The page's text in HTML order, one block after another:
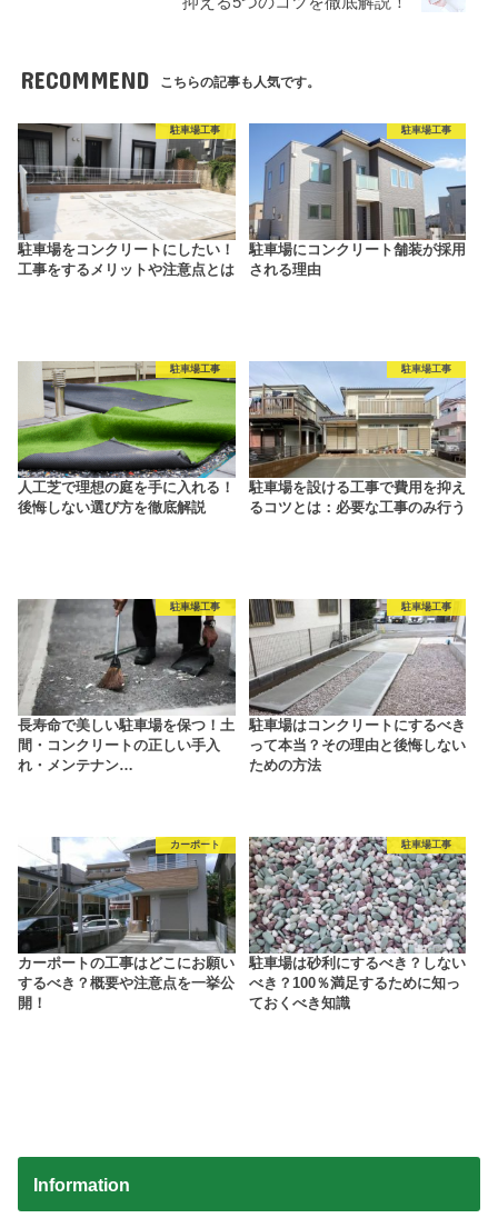
RECOMMEND こちらの記事も人気です。
駐車場工事
駐車場をコンクリートにしたい！
工事をするメリットや注意点とは
駐車場工事
駐車場にコンクリート舗装が採用
される理由
駐車場工事
人工芝で理想の庭を手に入れる！
後悔しない選び方を徹底解説
駐車場工事
駐車場を設ける工事で費用を抑え
るコツとは：必要な工事のみ行う
駐車場工事
長寿命で美しい駐車場を保つ！土
間・コンクリートの正しい手入
れ・メンテナン…
駐車場工事
駐車場はコンクリートにするべき
って本当？その理由と後悔しない
ための方法
カーポート
カーポートの工事はどこにお願い
するべき？概要や注意点を一挙公
開！
駐車場工事
駐車場は砂利にするべき？しない
べき？100％満足するために知っ
ておくべき知識
Information